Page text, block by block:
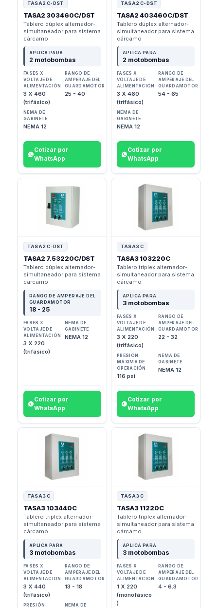
TASA2 C-DST
TASA2 303460C/DST
Tablero dúplex alternador-
simultaneador para sistema
cárcamo
APLICA PARA
2 motobombas
FASES X
VOLTAJE DE
ALIMENTACIÓN
3 X 460
(trifásico)
RANGO DE
AMPERAJE DEL
GUARDAMOTOR
25 - 40
NEMA DE
GABINETE
NEMA 12
Cotizar por
WhatsApp
TASA2 C-DST
TASA2 403460C/DST
Tablero dúplex alternador-
simultaneador para sistema
cárcamo
APLICA PARA
2 motobombas
FASES X
VOLTAJE DE
ALIMENTACIÓN
3 X 460
(trifásico)
RANGO DE
AMPERAJE DEL
GUARDAMOTOR
54 - 65
NEMA DE
GABINETE
NEMA 12
Cotizar por
WhatsApp
TASA2 C-DST
TASA2 7.53220C/DST
Tablero dúplex alternador-
simultaneador para sistema
cárcamo
RANGO DE AMPERAJE DEL
GUARDAMOTOR
18 - 25
FASES X
VOLTAJE DE
ALIMENTACIÓN
3 X 220
(trifásico)
NEMA DE
GABINETE
NEMA 12
Cotizar por
WhatsApp
TASA3 C
TASA3 103220C
Tablero triplex alternador-
simultaneador para sistema
cárcamo
APLICA PARA
3 motobombas
FASES X
VOLTAJE DE
ALIMENTACIÓN
3 X 220
(trifásico)
RANGO DE
AMPERAJE DEL
GUARDAMOTOR
22 - 32
PRESIÓN
MÁXIMA DE
OPERACIÓN
116 psi
NEMA DE
GABINETE
NEMA 12
Cotizar por
WhatsApp
TASA3 C
TASA3 103440C
Tablero triplex alternador-
simultaneador para sistema
cárcamo
APLICA PARA
3 motobombas
FASES X
VOLTAJE DE
ALIMENTACIÓN
3 X 440
(trifásico)
RANGO DE
AMPERAJE DEL
GUARDAMOTOR
13 - 18
PRESIÓN
NEMA DE
TASA3 C
TASA3 11220C
Tablero triplex alternador-
simultaneador para sistema
cárcamo
APLICA PARA
3 motobombas
FASES X
VOLTAJE DE
ALIMENTACIÓN
1 X 220
(monofásico
)
RANGO DE
AMPERAJE DEL
GUARDAMOTOR
4 - 6.3